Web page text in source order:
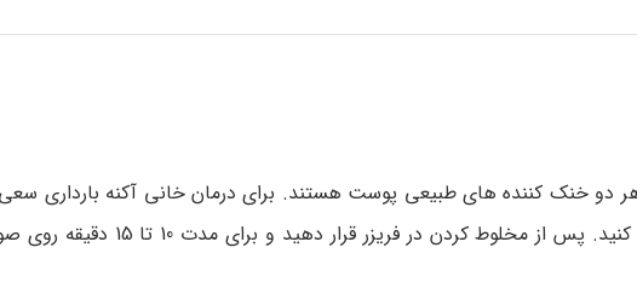
دو خنک کننده های طبیعی پوست هستند. برای درمان خانی آکنه بارداری
دو ماده را با کمک مواد طبیعی دیگر در خانه ترکیب کنید. پس از